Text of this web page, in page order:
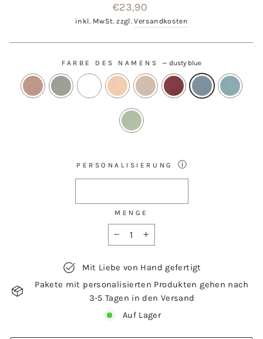
Normaler
Preis
€23,90
inkl. MwSt. zzgl.Versandkosten
FARBE DES NAMENS—dusty blue
PERSONALISIERUNG ⓘ
MENGE
Mit Liebe von Hand gefertigt
Pakete mit personalisierten Produkten gehen nach
3-5 Tagen in den Versand
Auf Lager